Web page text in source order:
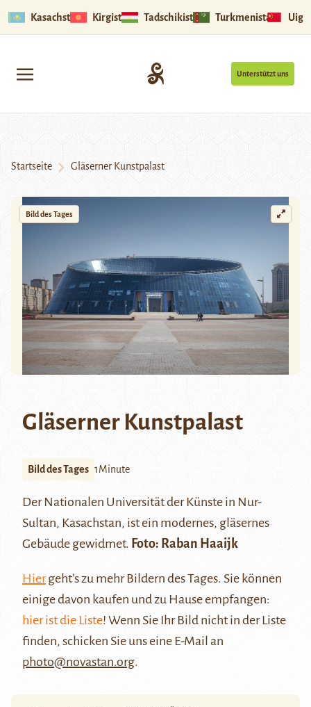
Kasachstan Kirgistan Tadschikistan Turkmenistan
Unterstützt uns
Startseite Gläserner Kunstpalast
Bild des Tages
Gläserner Kunstpalast
Bild des Tages 1Minute
Der Nationalen Universität der Künste in Nur-
Sultan, Kasachstan, ist ein modernes, gläsernes
Gebäude gewidmet. Foto: Raban Haaijk
Hiergeht’s zu mehr Bildern des Tages. Sie können
einige davon kaufen und zu Hause empfangen:
hier ist die Liste! Wenn Sie Ihr Bild nicht in der Liste
finden, schicken Sie uns eine E-Mail an
photo@novastan.org.